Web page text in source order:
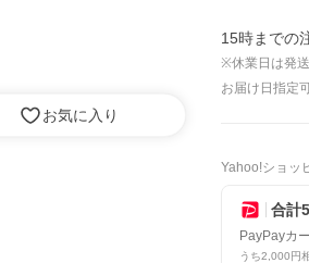
お気に入り
15時までの
※休業日は発送
お届け日指定
Yahoo!ショッ
合計
PayPayカ
うち2,000円